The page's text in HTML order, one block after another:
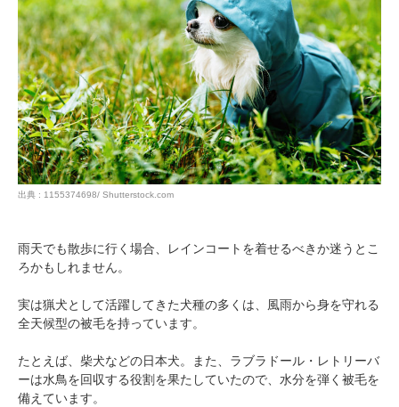
出典 : 1155374698/ Shutterstock.com
雨天でも散歩に行く場合、レインコートを着せるべきか迷うとこ
ろかもしれません。
実は猟犬として活躍してきた犬種の多くは、風雨から身を守れる
全天候型の被毛を持っています。
たとえば、柴犬などの日本犬。また、ラブラドール・レトリーバ
ーは水鳥を回収する役割を果たしていたので、水分を弾く被毛を
備えています。